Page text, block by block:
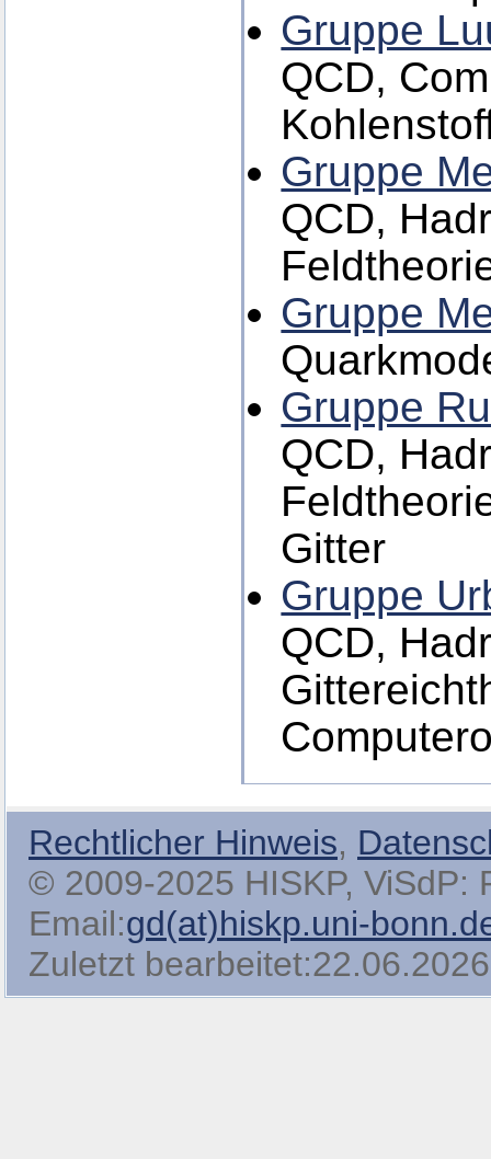
Gruppe
QCD,
Gruppe
QCD,
Gruppe
Gruppe
QCD,
Gitter
Gruppe
QCD,
Rechtlicher Hinweis,
© 2009-2025 HISKP, ViSdP:
Email:gd(at)hiskp.uni-
Zuletzt